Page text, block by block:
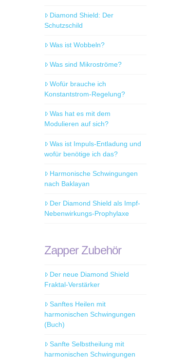
Diamond Shield: Der
Schutzschild
Was ist Wobbeln?
Was sind Mikroströme?
Wofür brauche ich
Konstantstrom-Regelung?
Was hat es mit dem
Modulieren auf sich?
Was ist Impuls-Entladung und
wofür benötige ich das?
Harmonische Schwingungen
nach Baklayan
Der Diamond Shield als Impf-
Nebenwirkungs-Prophylaxe
Zapper Zubehör
Der neue Diamond Shield
Fraktal-Verstärker
Sanftes Heilen mit
harmonischen Schwingungen
(Buch)
Sanfte Selbstheilung mit
harmonischen Schwingungen